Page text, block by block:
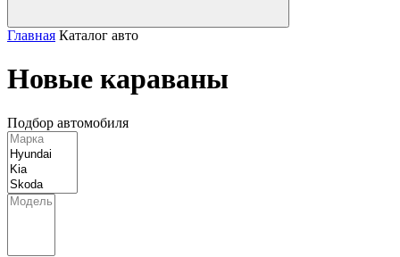
Главная Каталог авто
Новые караваны
Подбор автомобиля